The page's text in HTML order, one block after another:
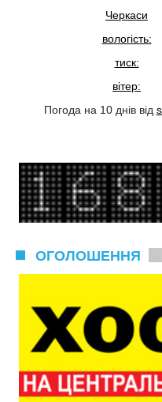
Черкаси
вологість:
тиск:
вітер:
Погода на 10 днів від
ОГОЛОШЕННЯ